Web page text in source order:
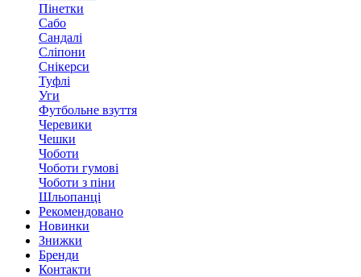
Пінетки
Сабо
Сандалі
Сліпони
Снікерси
Туфлі
Уги
Футбольне взуття
Черевики
Чешки
Чоботи
Чоботи гумові
Чоботи з піни
Шльопанці
Рекомендовано
Новинки
Знижки
Бренди
Контакти